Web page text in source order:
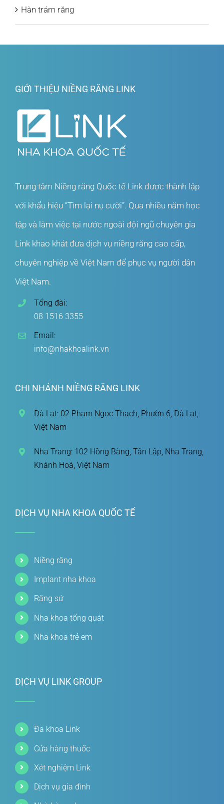
Hàn trám răng
GIỚI THIỆU NIỀNG RĂNG LINK
Trung tâm Niềng răng Quốc tế Link được thành lập
với khẩu hiệu “Tìm lại nụ cười”. Qua nhiều năm học
tập và làm việc tại nước ngoài đội ngũ chuyên gia
Link khao khát đưa dịch vụ niềng răng cao cấp,
chuyên nghiệp về Việt Nam để phục vụ người dân
Việt Nam.
Tổng đài:
08 1516 3355
Email:
info@nhakhoalink.vn
CHI NHÁNH NIỀNG RĂNG LINK
Đà Lạt: 02 Phạm Ngọc Thạch, Phườn 6, Đà Lạt,
Việt Nam
Nha Trang: 102 Hồng Bàng, Tân Lập, Nha Trang,
Khánh Hoà, Việt Nam
DỊCH VỤ NHA KHOA QUỐC TẾ
Niềng răng
Implant nha khoa
Răng sứ
Nha khoa tổng quát
Nha khoa trẻ em
DỊCH VỤ LINK GROUP
Đa khoa Link
Cửa hàng thuốc
Xét nghiệm Link
Dịch vụ gia đình